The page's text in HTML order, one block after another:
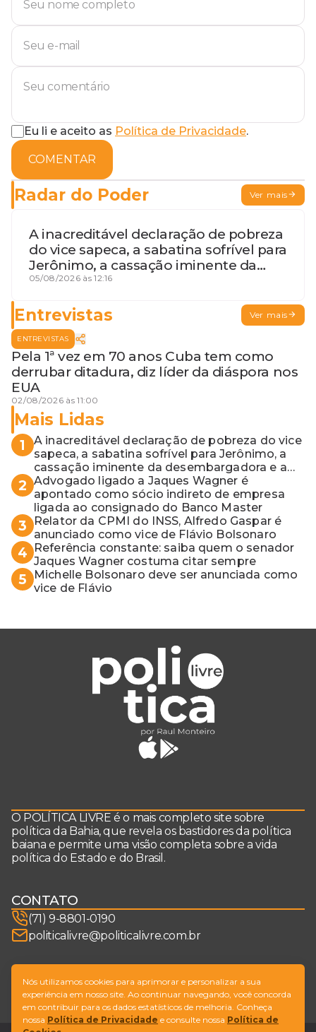
Eu li e aceito as Política de Privacidade.
COMENTAR
Radar do Poder Ver mais
A inacreditável declaração de pobreza
do vice sapeca, a sabatina sofrível para
Jerônimo, a cassação iminente da
desembargadora e a vaga do Quinto
05/08/2026 às 12:16
Entrevistas Ver mais
ENTREVISTAS
Pela 1ª vez em 70 anos Cuba tem como
derrubar ditadura, diz líder da diáspora nos
EUA
02/08/2026 às 11:00
Mais Lidas
1
A inacreditável declaração de pobreza do vice
sapeca, a sabatina sofrível para Jerônimo, a
cassação iminente da desembargadora e a
vaga do Quinto para o MP baiano
2 Advogado ligado a Jaques Wagner é
apontado como sócio indireto de empresa
ligada ao consignado do Banco Master
3
Relator da CPMI do INSS, Alfredo Gaspar é
anunciado como vice de Flávio Bolsonaro
4
Referência constante: saiba quem o senador
Jaques Wagner costuma citar sempre
5
Michelle Bolsonaro deve ser anunciada como
vice de Flávio
O POLÍTICA LIVRE é o mais completo site sobre
política da Bahia, que revela os bastidores da política
baiana e permite uma visão completa sobre a vida
política do Estado e do Brasil.
CONTATO
(71) 9-8801-0190
politicalivre@politicalivre.com.br
SIGA-NOS
Nós utilizamos cookies para aprimorar e personalizar a sua
experiência em nosso site. Ao continuar navegando, você concorda
em contribuir para os dados estatísticos de melhoria. Conheça
nossa Política de Privacidade e consulte nossa Política de